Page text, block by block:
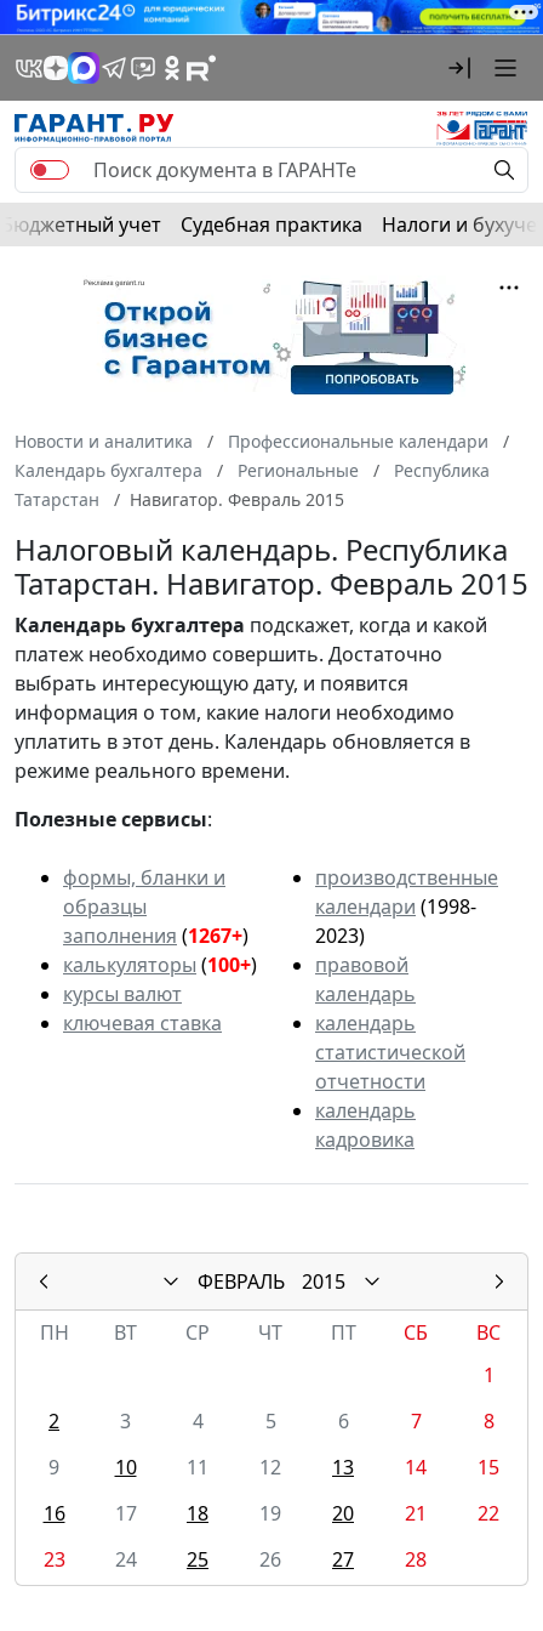
Бюджетный учет Судебная практика Налоги и
Новости и аналитика
Профессиональные календари
Календарь бухгалтера
Региональные
Республика
Татарстан
Навигатор. Февраль 2015
Налоговый календарь. Республика
Татарстан. Навигатор. Февраль 2015
Календарьбухгалтера подскажет, когда и какой
платеж необходимо совершить. Достаточно
выбрать интересующую дату, и появится
информация о том, какие налоги необходимо
уплатить в этот день. Календарь обновляется в
режиме реального времени.
Полезные сервисы:
формы, бланки и
образцы
заполнения (1267+)
калькуляторы (100+)
курсы валют
ключевая ставка
производственные
календари (1998-
2023)
правовой
календарь
календарь
статистической
отчетности
календарь
кадровика
ФЕВРАЛЬ
2015
ПН
ВТ СР ЧТ ПТ СБ
ВС
1
2
3 4 5 6 7
8
9
10 11 12 13 14
15
16
17 18 19 20 21
22
23
24 25 26 27 28